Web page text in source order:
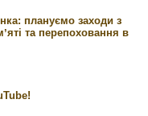
плануємо заходи з
та перепоховання в